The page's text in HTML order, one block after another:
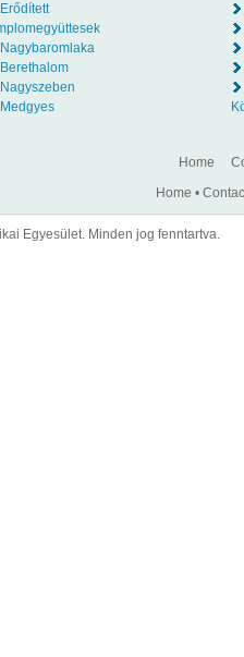
Erődített
Nagybaromlaka
Berethalom
Nagyszeben
Medgyes
Home
Home •
Egyesület. Minden jog fenntartva.